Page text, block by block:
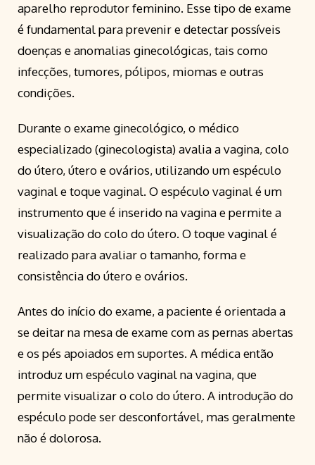
aparelho reprodutor feminino. Esse tipo de exame
é fundamental para prevenir e detectar possíveis
doenças e anomalias ginecológicas, tais como
infecções, tumores, pólipos, miomas e outras
condições.
Durante o exame ginecológico, o médico
especializado (ginecologista) avalia a vagina, colo
do útero, útero e ovários, utilizando um espéculo
vaginal e toque vaginal. O espéculo vaginal é um
instrumento que é inserido na vagina e permite a
visualização do colo do útero. O toque vaginal é
realizado para avaliar o tamanho, forma e
consistência do útero e ovários.
Antes do início do exame, a paciente é orientada a
se deitar na mesa de exame com as pernas abertas
e os pés apoiados em suportes. A médica então
introduz um espéculo vaginal na vagina, que
permite visualizar o colo do útero. A introdução do
espéculo pode ser desconfortável, mas geralmente
não é dolorosa.